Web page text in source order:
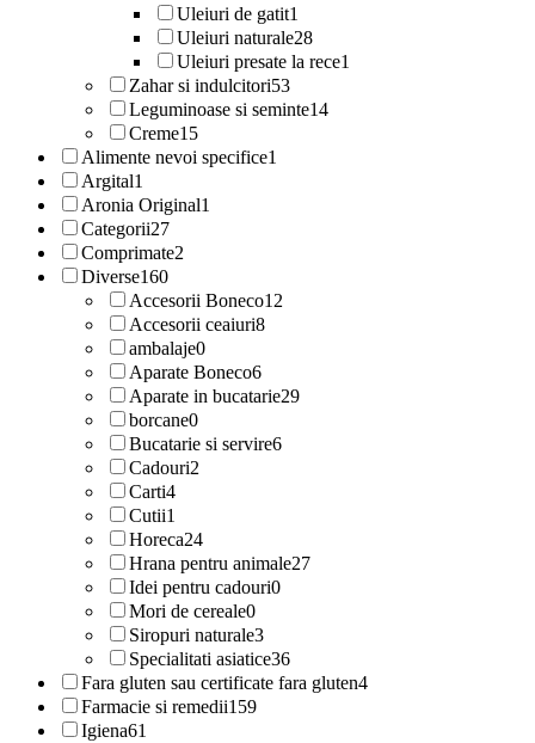
Uleiuri de gatit1
Uleiuri naturale28
Uleiuri presate la rece1
Zahar si indulcitori53
Leguminoase si seminte14
Creme15
Alimente nevoi specifice1
Argital1
Aronia Original1
Categorii27
Comprimate2
Diverse160
Accesorii Boneco12
Accesorii ceaiuri8
ambalaje0
Aparate Boneco6
Aparate in bucatarie29
borcane0
Bucatarie si servire6
Cadouri2
Carti4
Cutii1
Horeca24
Hrana pentru animale27
Idei pentru cadouri0
Mori de cereale0
Siropuri naturale3
Specialitati asiatice36
Fara gluten sau certificate fara gluten4
Farmacie si remedii159
Igiena61